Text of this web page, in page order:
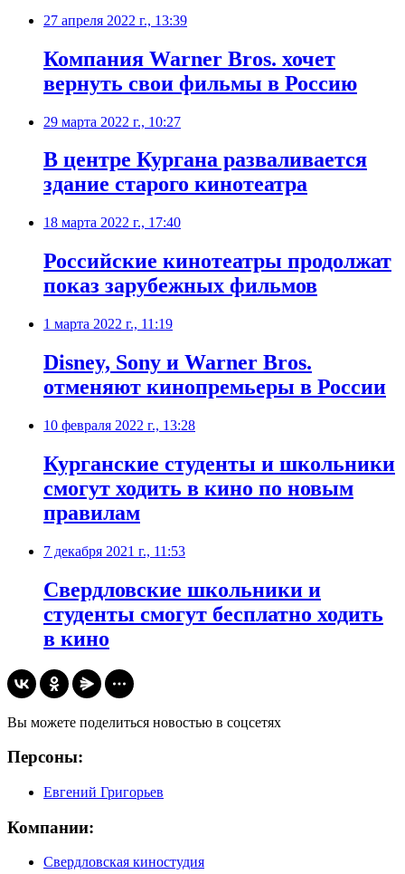
27 апреля 2022 г., 13:39
Компания Warner Bros. хочет
вернуть свои фильмы в Россию
29 марта 2022 г., 10:27
В центре Кургана разваливается
здание старого кинотеатра
18 марта 2022 г., 17:40
​Российские кинотеатры продолжат
показ зарубежных фильмов
1 марта 2022 г., 11:19
Disney, Sony и Warner Bros.
отменяют кинопремьеры в России
10 февраля 2022 г., 13:28
Курганские студенты и школьники
смогут ходить в кино по новым
правилам
7 декабря 2021 г., 11:53
​Свердловские школьники и
студенты смогут бесплатно ходить
в кино
Вы можете поделиться новостью в соцсетях
Персоны:
Евгений Григорьев
Компании:
Свердловская киностудия